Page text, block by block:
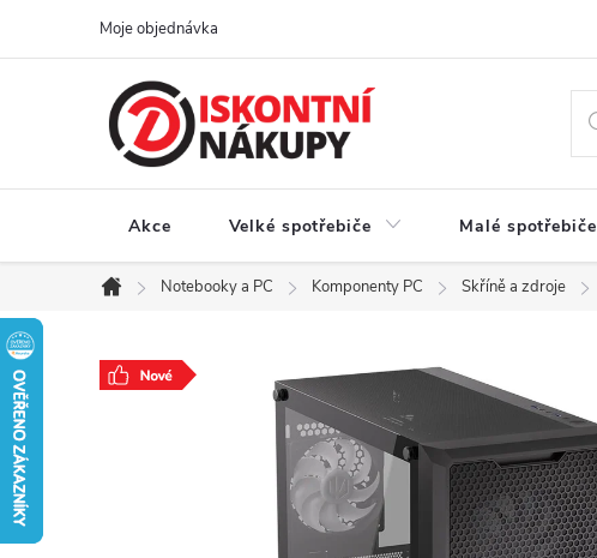
Moje objednávka
Akce Velké spotřebiče Malé spotřebiče
Domů
Notebooky a PC Komponenty PC Skříně a zdroje